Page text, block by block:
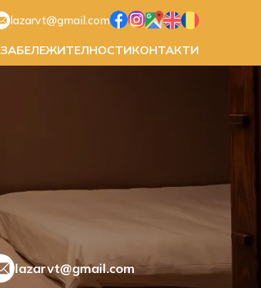
lazarvt@gmail.com
ЗАБЕЛЕЖИТЕЛНОСТИКОНТАКТИ
lazarvt@gmail.com